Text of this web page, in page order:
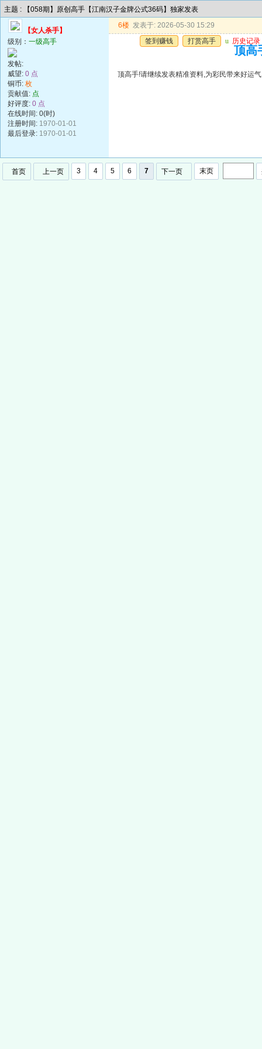
主题 : 【058期】原创高手【江南汉子金牌公式36码】独家发表
【女人杀手】
级别： 一级高手
发帖:
威望: 0 点
铜币: 枚
贡献值: 点
好评度: 0 点
在线时间: 0(时)
注册时间: 1970-01-01
最后登录: 1970-01-01
6楼 发表于: 2026-05-30 15:29
签到赚钱
打赏高手 u 历史记录
顶高
顶高手!请继续发表精准资料,为彩民带来好运气
首页 上一页 3 4 5 6 7 下一页 末页